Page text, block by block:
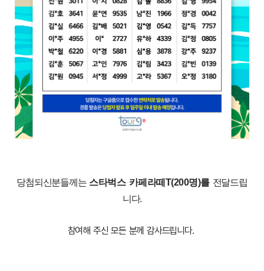
당첨되신분들께는 스타벅스 카페라떼T(200명)를전달드립
니다.
참여해 주신 모든 분께 감사드립니다.